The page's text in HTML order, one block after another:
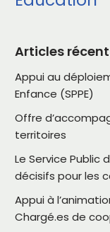
Articles
Appui au
Enfance (SPPE)
Offre
territoires
Le Service Public
décisifs pour les
Appui à
Chargé.es de